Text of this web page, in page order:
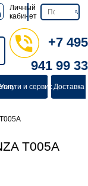
Личный
кабинет
+7 495
941 99 33
и сервисДоставка
T005A